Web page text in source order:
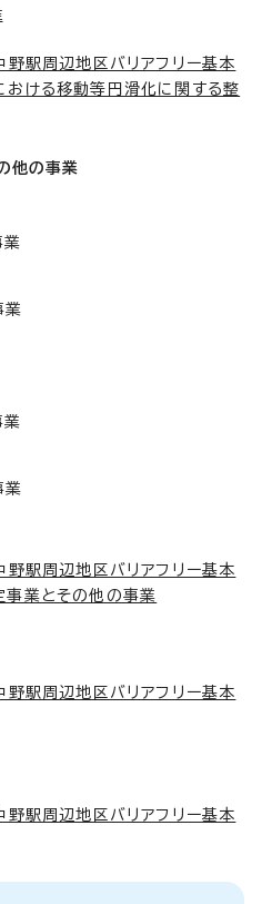
駅周辺地区バリアフリー基本
ける移動等円滑化に関する整
他の事業
業
業
駅周辺地区バリアフリー基本
業とその他の事業
駅周辺地区バリアフリー基本
駅周辺地区バリアフリー基本